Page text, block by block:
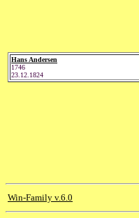
Hans Andersen
1746
23.12.1824
Win-Family v.6.0